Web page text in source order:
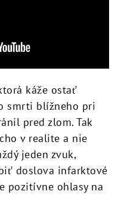
káže ostať
smrti blížneho pri
pred zlom. Tak
v realite a nie
jeden zvuk,
doslova infarktové
pozitívne ohlasy na